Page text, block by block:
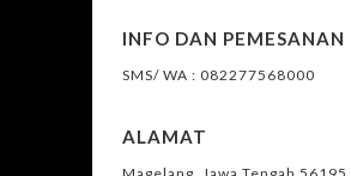
INFO DAN PEMESANAN
SMS/ WA : 082277568000
ALAMAT